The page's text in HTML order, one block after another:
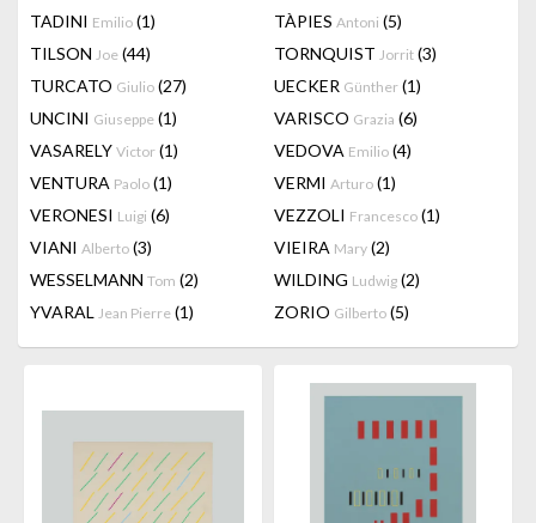
TADINI Emilio (1) TÀPIES Antoni (5)
TILSON Joe (44) TORNQUIST Jorrit (3)
TURCATO Giulio (27) UECKER Günther (1)
UNCINI Giuseppe (1) VARISCO Grazia (6)
VASARELY Victor (1) VEDOVA Emilio (4)
VENTURA Paolo (1) VERMI Arturo (1)
VERONESI Luigi (6) VEZZOLI Francesco (1)
VIANI Alberto (3) VIEIRA Mary (2)
WESSELMANN Tom (2) WILDING Ludwig (2)
YVARAL Jean Pierre (1) ZORIO Gilberto (5)